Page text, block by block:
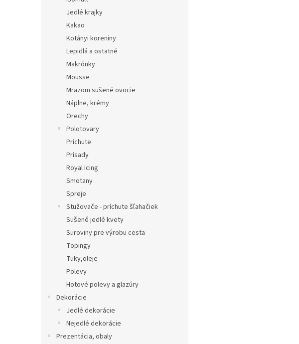
Jedlé krajky
Kakao
Kotányi koreniny
Lepidlá a ostatné
Makrónky
Mousse
Mrazom sušené ovocie
Náplne, krémy
Orechy
Polotovary
Príchute
Prísady
Royal Icing
Smotany
Spreje
Stužovače - príchute šľahačiek
Sušené jedlé kvety
Suroviny pre výrobu cesta
Topingy
Tuky,oleje
Polevy
Hotové polevy a glazúry
Dekorácie
Jedlé dekorácie
Nejedlé dekorácie
Prezentácia, obaly